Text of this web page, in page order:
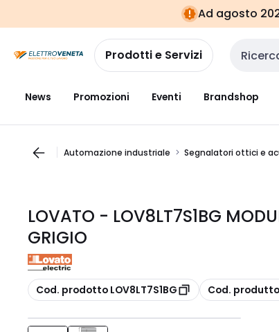
navigazionealla
pagina
Ad agosto
Prodotti e Servizi Cerca
News Promozioni Eventi Brandshop
Automazione industriale Segnalatori ottici e
LOVATO - LOV8LT7S1BG
GRIGIO
copia
Cod. prodotto LOV8LT7S1BG copia
Cod.